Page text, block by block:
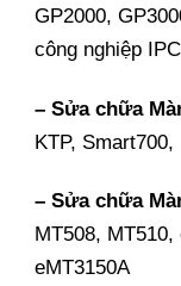
GP2000,
công nghiệp IPC
– Sửa chữa
KTP,
– Sửa chữa
MT508,
eMT3150A